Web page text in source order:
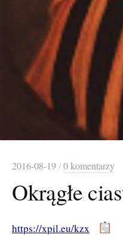
2016-08-19/0 komentarzy
Okrągłe
https://xpil.eu/kzx